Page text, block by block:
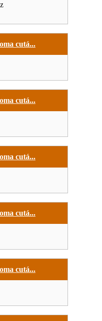
cutá...
cutá...
cutá...
cutá...
cutá...